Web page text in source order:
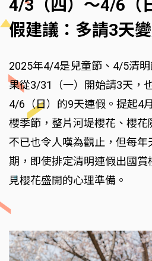
4/3（四）～4/6（
假建議：多請3天
2025年4/4是兒童節、4/5清
果從3/31（一）開始請3天，
4/6（日）的9天連假。提起4
櫻季節，整片河堤櫻花、櫻
不已也令人嘆為觀止，但每
期，即使排定清明連假出國
見櫻花盛開的心理準備。